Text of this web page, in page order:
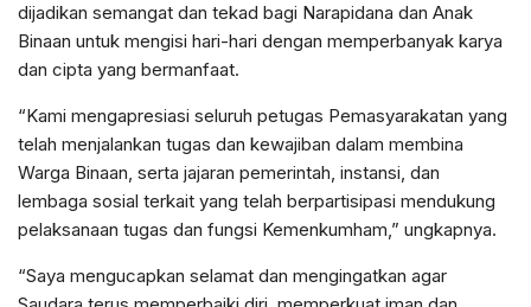
dijadikan semangat dan tekad bagi Narapidana dan Anak
Binaan untuk mengisi hari-hari dengan memperbanyak karya
dan cipta yang bermanfaat.
“Kami mengapresiasi seluruh petugas Pemasyarakatan yang
telah menjalankan tugas dan kewajiban dalam membina
Warga Binaan, serta jajaran pemerintah, instansi, dan
lembaga sosial terkait yang telah berpartisipasi mendukung
pelaksanaan tugas dan fungsi Kemenkumham,” ungkapnya.
“Saya mengucapkan selamat dan mengingatkan agar